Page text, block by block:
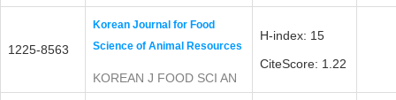
1225-8563
Korean Journal for Food
Science of Animal Resources
KOREAN J FOOD SCI AN
H-index: 15
CiteScore: 1.22